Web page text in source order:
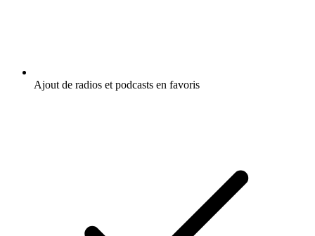
Ajout de radios et podcasts en favoris